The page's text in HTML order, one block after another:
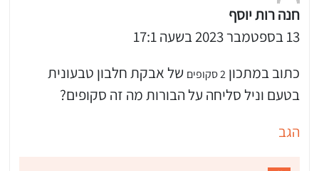
חנה רות יוסף
13 בספטמבר 2023 בשעה 17:1
כתוב במתכון 2 סקופים
של אבקת חלבון טבעונית
בטעם וניל סליחה על הבורות מה זה סקופים?
הגב